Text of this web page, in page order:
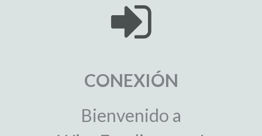
CONEXIÓN
Bienvenido a